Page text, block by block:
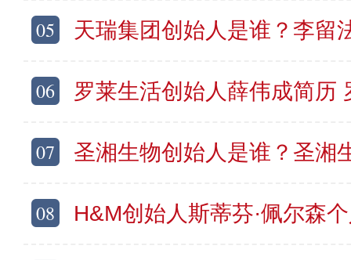
05 天瑞集团创始人是谁？李留法个人资料介
06 罗莱生活创始人薛伟成简历 罗
07 圣湘生物创始人是谁？圣湘生物戴立忠
08 H&M创始人斯蒂芬·佩尔森个人资料简介